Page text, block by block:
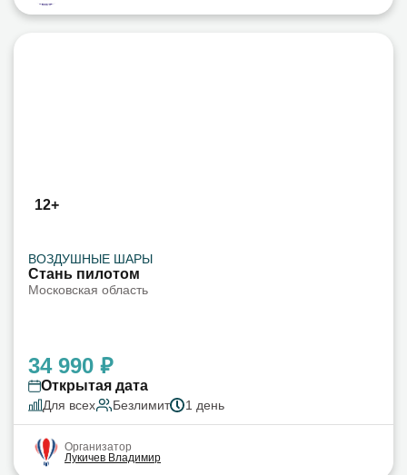
12+
ВОЗДУШНЫЕ ШАРЫ
Стань пилотом
Московская область
34 990 ₽
Открытая дата
Для всех Безлимит 1 день
Организатор
Лукичев Владимир